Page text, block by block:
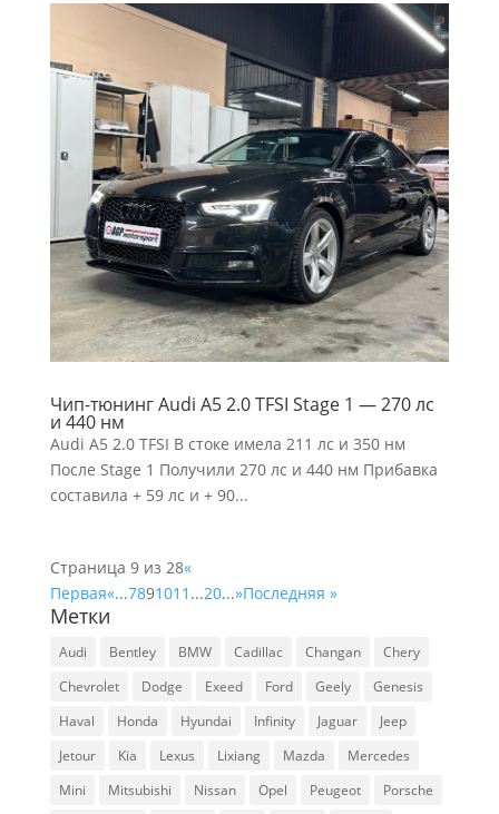
Чип-тюнинг Audi A5 2.0 TFSI Stage 1 — 270 лс
и 440 нм
Audi A5 2.0 TFSI В стоке имела 211 лс и 350 нм
После Stage 1 Получили 270 лс и 440 нм Прибавка
составила + 59 лс и + 90...
Страница 9 из 28«
Первая«...7891011 ...20...»Последняя »
Метки
Audi Bentley BMW Cadillac Changan
Chery
Chevrolet
Dodge Exeed Ford Geely
Genesis
Haval
Honda Hyundai Infinity Jaguar
Jeep
Jetour
Kia Lexus Lixiang Mazda
Mercedes
Mini
Mitsubishi Nissan Opel Peugeot
Porsche